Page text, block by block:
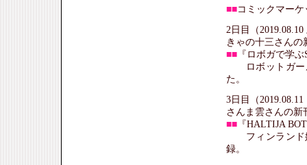
■■コミックマーケ
2日目（
きゃの十三さんの
■■ 『ロボガで学
ロボットガー
た。
3日目（
さんま雲さんの新
■■ 『HALTIJA
フィンランド
録。